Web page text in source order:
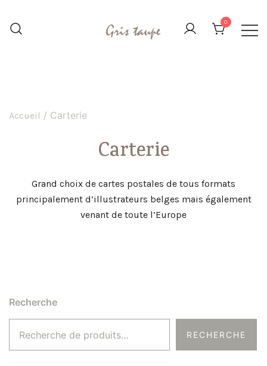
contenu
0
Accueil / Carterie
Carterie
Grand choix de cartes postales de tous formats
principalement d’illustrateurs belges mais également
venant de toute l’Europe
Recherche
RECHERCHE